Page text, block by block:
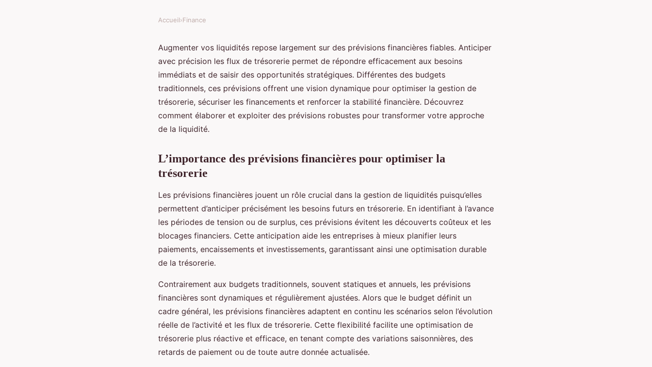
Accueil›Finance
Augmenter vos liquidités repose largement sur des prévisions financières fiables. Anticiper
avec précision les flux de trésorerie permet de répondre efficacement aux besoins
immédiats et de saisir des opportunités stratégiques. Différentes des budgets
traditionnels, ces prévisions offrent une vision dynamique pour optimiser la gestion de
trésorerie, sécuriser les financements et renforcer la stabilité financière. Découvrez
comment élaborer et exploiter des prévisions robustes pour transformer votre approche
de la liquidité.
L’importance des prévisions financières pour optimiser la
trésorerie
Les prévisions financières jouent un rôle crucial dans la gestion de liquidités puisqu’elles
permettent d’anticiper précisément les besoins futurs en trésorerie. En identifiant à l’avance
les périodes de tension ou de surplus, ces prévisions évitent les découverts coûteux et les
blocages financiers. Cette anticipation aide les entreprises à mieux planifier leurs
paiements, encaissements et investissements, garantissant ainsi une optimisation durable
de la trésorerie.
Contrairement aux budgets traditionnels, souvent statiques et annuels, les prévisions
financières sont dynamiques et régulièrement ajustées. Alors que le budget définit un
cadre général, les prévisions financières adaptent en continu les scénarios selon l’évolution
réelle de l’activité et les flux de trésorerie. Cette flexibilité facilite une optimisation de
trésorerie plus réactive et efficace, en tenant compte des variations saisonnières, des
retards de paiement ou de toute autre donnée actualisée.